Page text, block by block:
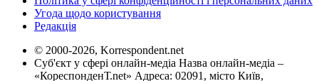
Угода щодо користування
Редакція
© 2000-2026, Korrespondent.net
Суб'єкт у сфері онлайн-медіа Назва онлайн-медіа –
«КореспонденТ.net» Адреса: 02091, місто Київ,